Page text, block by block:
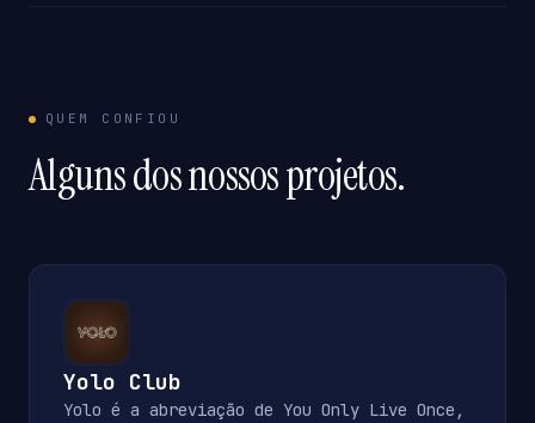
QUEM CONFIOU
Alguns dos nossos projetos.
Yolo Club
Yolo é a abreviação de You Only Live Once,